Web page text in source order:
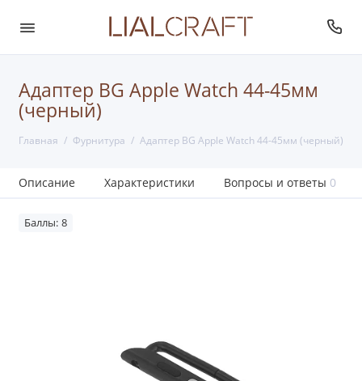
Адаптер BG Apple Watch 44-45мм
(черный)
Главная Фурнитура Адаптер BG Apple Watch 44-45мм (черный)
Описание Характеристики Вопросы и ответы 0
Баллы: 8